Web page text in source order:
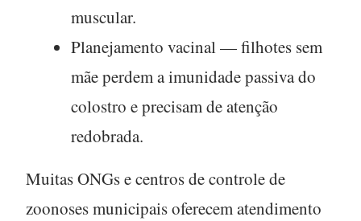
muscular.
Planejamento vacinal— filhotes sem
mãe perdem a imunidade passiva do
colostro e precisam de atenção
redobrada.
Muitas ONGs e centros de controle de
zoonoses municipais oferecematendimento